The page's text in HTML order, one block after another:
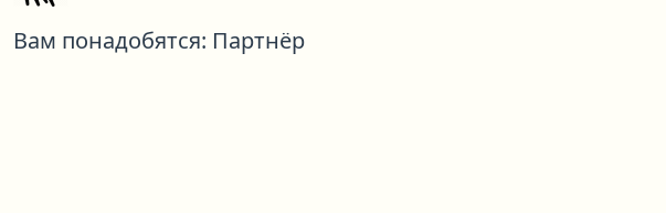
Вам понадобятся: Партнёр